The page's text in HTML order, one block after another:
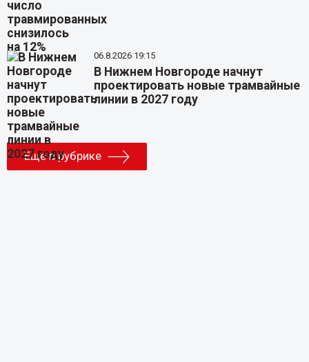
06.8.2026 19:15
В Нижнем Новгороде начнут
проектировать новые трамвайные
линии в 2027 году
Еще в рубрике